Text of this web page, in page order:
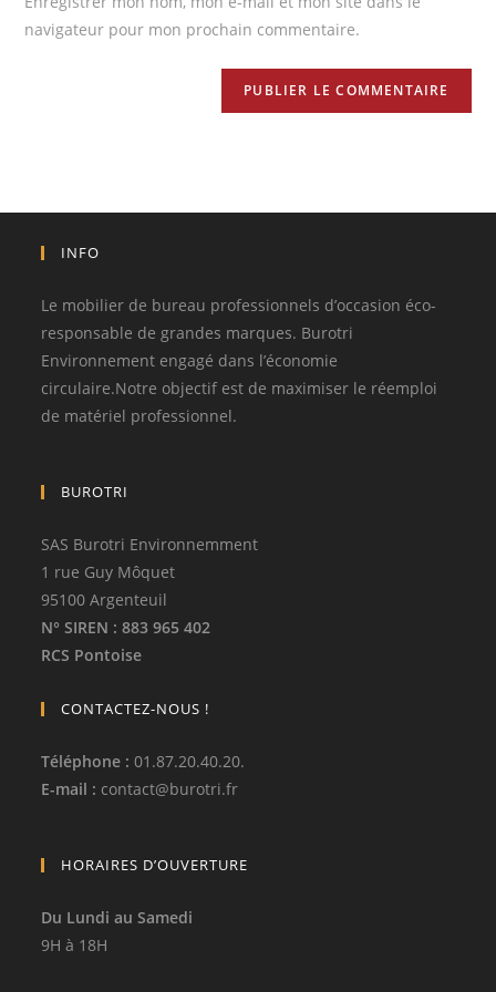
navigateur pour mon prochain commentaire.
INFO
Le mobilier de bureau professionnels d’occasion éco-
responsable de grandes marques. Burotri
Environnement engagé dans l’économie
circulaire.Notre objectif est de maximiser le réemploi
de matériel professionnel.
BUROTRI
SAS Burotri Environnemment
1 rue Guy Môquet
95100 Argenteuil
N° SIREN : 883 965 402
RCS Pontoise
CONTACTEZ-NOUS !
Téléphone :01.87.20.40.20.
E-mail : contact@burotri.fr
HORAIRES D’OUVERTURE
Du Lundi au Samedi
9H à 18H